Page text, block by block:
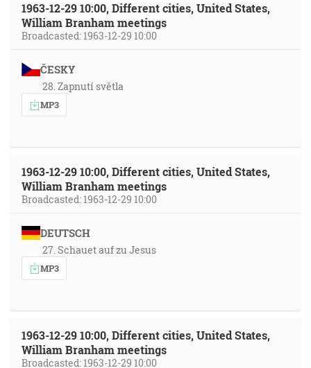
1963-12-29 10:00, Different cities, United States,
William Branham meetings
Broadcasted: 1963-12-29 10:00
ČESKY
28. Zapnutí světla
MP3
1963-12-29 10:00, Different cities, United States,
William Branham meetings
Broadcasted: 1963-12-29 10:00
DEUTSCH
27. Schauet auf zu Jesus
MP3
1963-12-29 10:00, Different cities, United States,
William Branham meetings
Broadcasted: 1963-12-29 10:00